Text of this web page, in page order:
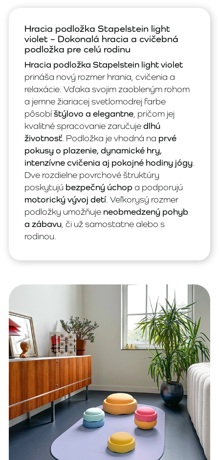
Hracia podložka Stapelstein light
violet – Dokonalá hracia a cvičebná
podložka pre celú rodinu
Hracia podložka Stapelstein light violet
prináša nový rozmer hrania, cvičenia a
relaxácie. Vďaka svojim zaobleným rohom
a jemne žiariacej svetlomodrej farbe
pôsobíštýlovo a elegantne , pričom jej
kvalitné spracovanie zaručujedlhú
životnosť. Podložka je vhodná na prvé
pokusy o plazenie, dynamické hry,
intenzívne cvičenia aj pokojné hodiny jógy.
Dve rozdielne povrchové štruktúry
poskytujú bezpečný úchopa podporujú
motorický vývoj detí. Veľkorysý rozmer
podložky umožňuje neobmedzený pohyb
a zábavu , či už samostatne alebo s
rodinou.